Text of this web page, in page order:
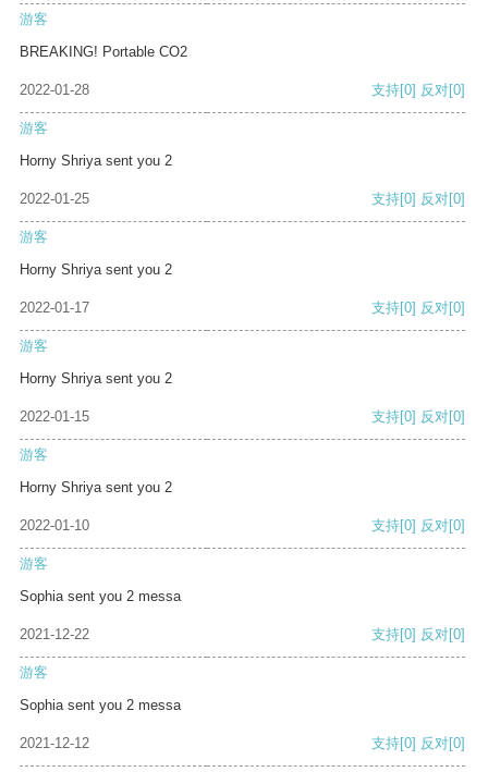
游客
BREAKING! Portable CO2
2022-01-28 支持[0] 反对[0]
游客
Horny Shriya sent you 2
2022-01-25 支持[0] 反对[0]
游客
Horny Shriya sent you 2
2022-01-17 支持[0] 反对[0]
游客
Horny Shriya sent you 2
2022-01-15 支持[0] 反对[0]
游客
Horny Shriya sent you 2
2022-01-10 支持[0] 反对[0]
游客
Sophia sent you 2 messa
2021-12-22 支持[0] 反对[0]
游客
Sophia sent you 2 messa
2021-12-12 支持[0] 反对[0]